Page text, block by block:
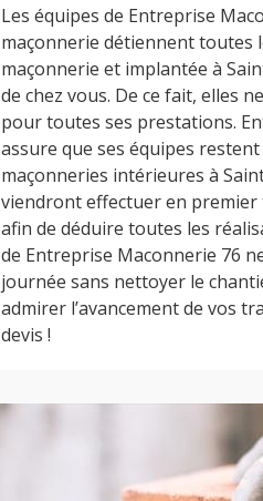
Les équipes de Entreprise
maçonnerie détiennent toutes
maçonnerie et implantée à
de chez vous. De ce fait, elles
pour toutes ses prestations.
assure que ses équipes
maçonneries intérieures à
viendront effectuer en premier
afin de déduire toutes les
de Entreprise Maconnerie 76
journée sans nettoyer le
admirer l’avancement de vos
devis !